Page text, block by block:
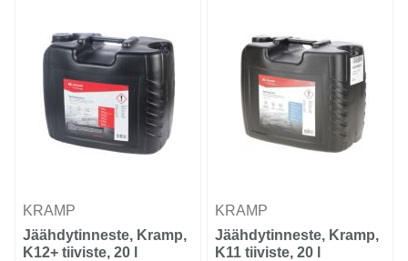
KRAMP
Jäähdytinneste, Kramp,
K12+ tiiviste, 20 l
KRAMP
Jäähdytinneste, Kramp,
K11 tiiviste, 20 l